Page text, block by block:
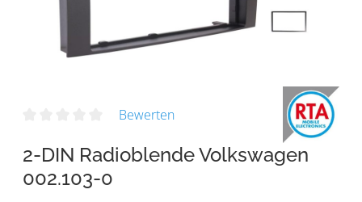
Bewerten
2-DIN Radioblende Volkswagen
002.103-0